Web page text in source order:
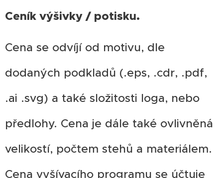
Ceník výšivky / potisku.
Cena se odvíjí od motivu, dle
dodaných podkladů (.eps, .cdr, .pdf,
.ai .svg) a také složitosti loga, nebo
předlohy. Cena je dále také ovlivněná
velikostí, počtem stehů a materiálem.
Cena vyšívacího programu se účtuje